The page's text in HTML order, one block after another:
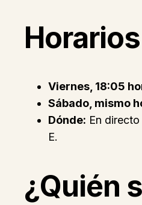
Viernes, 18:05
Sábado, mismo
Dónde: En
E.
¿Quién